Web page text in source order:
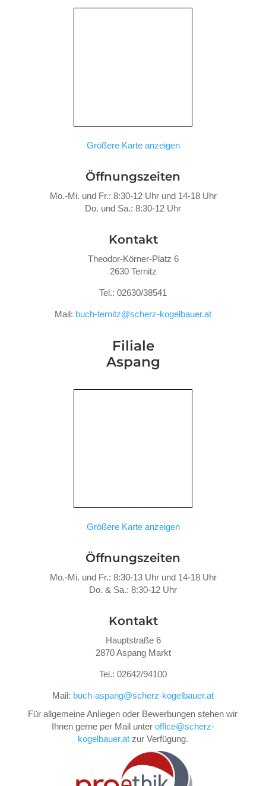
Größere Karte anzeigen
Öffnungszeiten
Mo.-Mi. und Fr.: 8:30-12 Uhr und 14-18 Uhr
Do. und Sa.: 8:30-12 Uhr
Kontakt
Theodor-Körner-Platz 6
2630 Ternitz
Tel.: 02630/38541
Mail: buch-ternitz@scherz-kogelbauer.at
Filiale
Aspang
Größere Karte anzeigen
Öffnungszeiten
Mo.-Mi. und Fr.: 8:30-13 Uhr und 14-18 Uhr
Do. & Sa.: 8:30-12 Uhr
Kontakt
Hauptstraße 6
2870 Aspang Markt
Tel.: 02642/94100
Mail: buch-aspang@scherz-kogelbauer.at
Für allgemeine Anliegen oder Bewerbungen stehen wir
Ihnen gerne per Mail unter office@scherz-
kogelbauer.atzur Verfügung.